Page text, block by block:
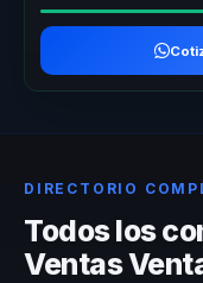
DIRECTORIO
Todos los
Ventas